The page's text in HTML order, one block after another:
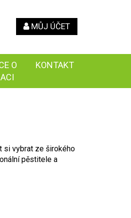
MŮJ ÚČET
O
KONTAKT
si vybrat ze širokého
pěstitele a